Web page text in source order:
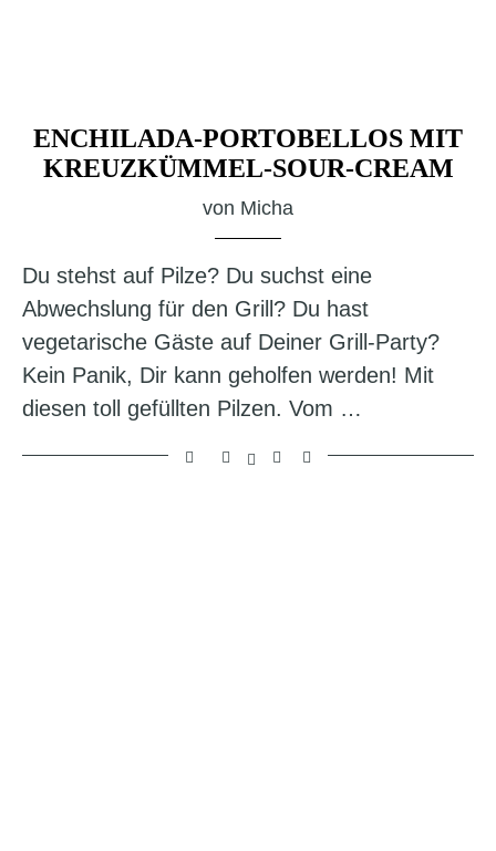
ENCHILADA-PORTOBELLOS MIT
KREUZKÜMMEL-SOUR-CREAM
von Micha
Du stehst auf Pilze? Du suchst eine
Abwechslung für den Grill? Du hast
vegetarische Gäste auf Deiner Grill-Party?
Kein Panik, Dir kann geholfen werden! Mit
diesen toll gefüllten Pilzen. Vom …